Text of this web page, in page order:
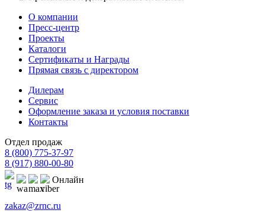
О компании
Пресс-центр
Проекты
Каталоги
Сертификаты и Награды
Прямая связь с директором
Дилерам
Сервис
Оформление заказа и условия поставки
Контакты
Отдел продаж
8 (800) 775-37-97
8 (917) 880-00-80
Онлайн
zakaz@zrnc.ru